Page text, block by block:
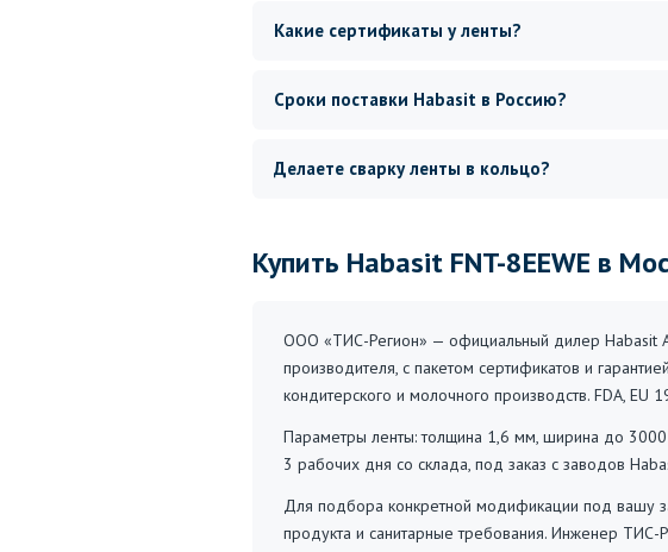
Какие сертификаты у ленты?
Сроки поставки Habasit в Россию?
Делаете сварку ленты в кольцо?
Купить Habasit FNT-8EEWE в
ООО «ТИС-Регион» — официальный дилер Habasit
производителя, с пакетом сертификатов и
кондитерского и молочного производств. FDA, EU
Параметры ленты: толщина 1,6 мм, ширина до 3000
3 рабочих дня со склада, под заказ с заводов
Для подбора конкретной модификации под вашу
продукта и санитарные требования. Инженер